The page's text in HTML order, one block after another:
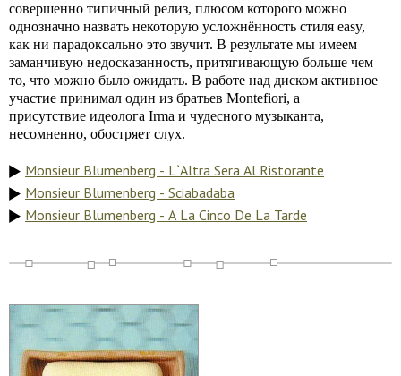
совершенно типичный релиз, плюсом которого можно
однозначно назвать некоторую усложнённость стиля easy,
как ни парадоксально это звучит. В результате мы имеем
заманчивую недосказанность, притягивающую больше чем
то, что можно было ожидать. В работе над диском активное
участие принимал один из братьев Montefiori, а
присутствие идеолога Irma и чудесного музыканта,
несомненно, обостряет слух.
Monsieur Blumenberg - L`Altra Sera Al Ristorante
Monsieur Blumenberg - Sciabadaba
Monsieur Blumenberg - A La Cinco De La Tarde